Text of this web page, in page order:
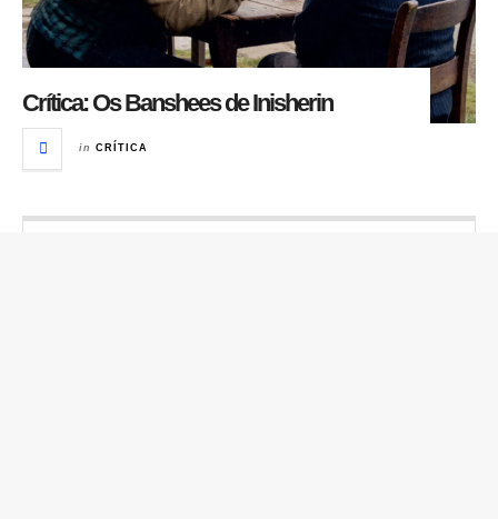
Crítica: Os Banshees de Inisherin
in CRÍTICA